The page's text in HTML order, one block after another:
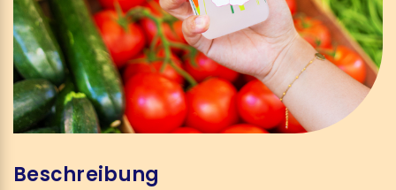
Beschreibung